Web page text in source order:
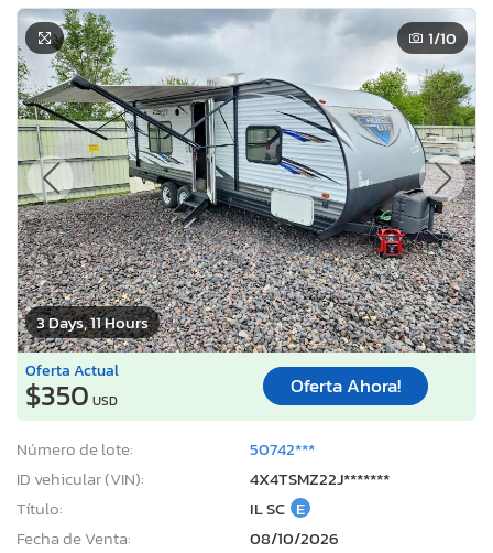
3 Days, 11 Hours
1/10
Oferta Actual
$350 USD
Oferta Ahora!
Número de lote:
50742***
ID vehicular (VIN):
4X4TSMZ22J*******
Título:
IL SC E
Fecha de Venta:
08/10/2026